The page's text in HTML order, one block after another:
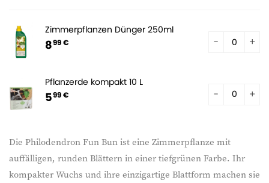
Die Philodendron Fun Bun ist eine Zimmerpflanze mit
auffälligen, runden Blättern in einer tiefgrünen Farbe. Ihr
kompakter Wuchs und ihre einzigartige Blattform machen sie
Zimmerpflanzen Dünger 250ml
899 €
Pflanzerde kompakt 10 L
599 €